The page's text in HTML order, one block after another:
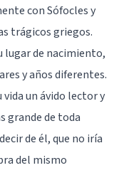
conSófoclesy
trágicos griegos.
lugar de nacimiento,
y años diferentes.
un ávido lector y
grande de toda
de él, que no iría
del mismo